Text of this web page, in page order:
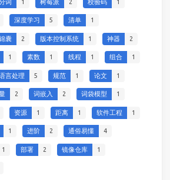
词 1 树莓派 2 校验码 1
深度学习 5 清单 1
囊 2 版本控制系统 1 神器 2
1 素数 1 线程 1 组合 1
言处理 5 规范 1 论文 1
2 词嵌入 2 词袋模型 1
资源 1 距离 1 软件工程 1
1 进阶 2 通俗易懂 4
1 部署 2 镜像仓库 1